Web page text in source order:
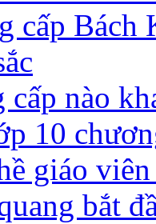
cấp Bách
nào
10
giáo
bắt